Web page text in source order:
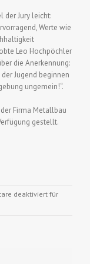
der Jury leicht:
Werte wie
Leo Hochpöchler
die Anerkennung:
Jugend beginnen
ungemein!“.
Firma Metallbau
gestellt.
deaktiviert für